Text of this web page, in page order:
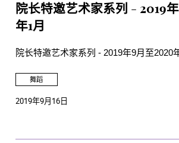
院长特邀艺术家系列 - 2019
年1月
院长特邀艺术家系列 - 2019年9月至2020
舞蹈
2019年9月16日